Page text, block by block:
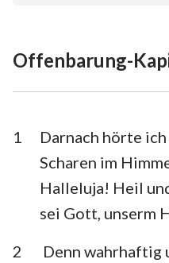
1. Thessalonicher
1. Timotheus
Titus
Hebräer
Offenbarung-
1
Darnach hörte
Scharen im
Halleluja! Heil
sei Gott, unserm
2
Denn wahrhaftig